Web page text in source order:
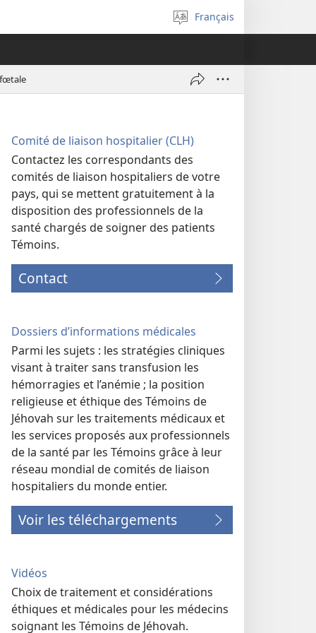
Sélectionner
la
Français
Comité de liaison hospitalier (CLH)
Contactez les correspondants des
comités de liaison hospitaliers de votre
pays, qui se mettent gratuitement à la
disposition des professionnels de la
santé chargés de soigner des patients
Témoins.
Contact
Dossiers d’informations médicales
Parmi les sujets : les stratégies cliniques
visant à traiter sans transfusion les
hémorragies et l’anémie ; la position
religieuse et éthique des Témoins de
Jéhovah sur les traitements médicaux et
les services proposés aux professionnels
de la santé par les Témoins grâce à leur
réseau mondial de comités de liaison
hospitaliers du monde entier.
Voir les téléchargements
Vidéos
Choix de traitement et considérations
éthiques et médicales pour les médecins
soignant les Témoins de Jéhovah.